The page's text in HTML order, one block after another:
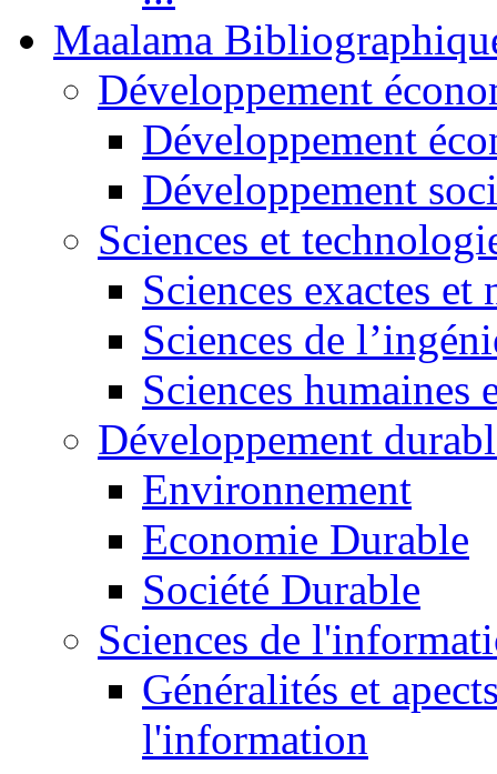
Maalama
Développement
Développement
Développement
Sciences et
Sciences exactes et
Sciences de
Sciences humaines
Développement
Environnement
Economie Durable
Société Durable
Sciences de
Généralités et
l'information